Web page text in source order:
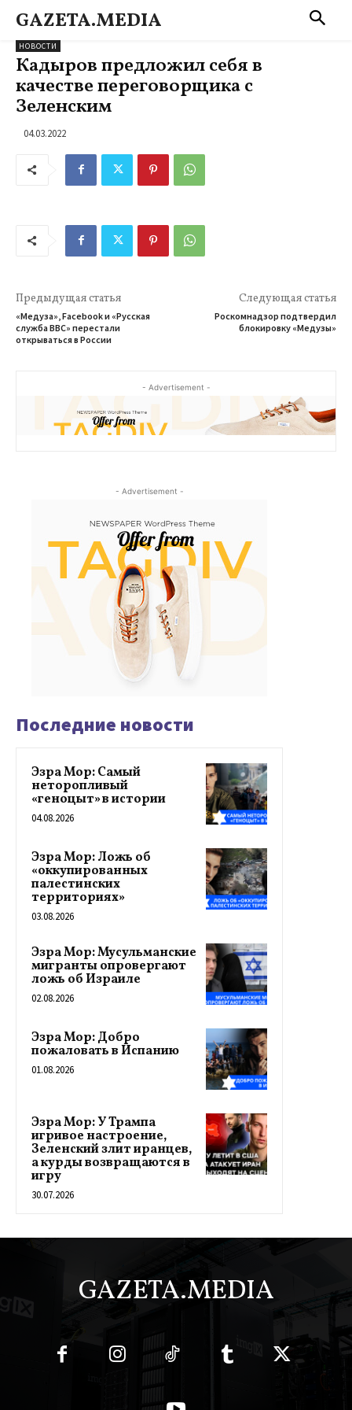
GAZETA.MEDIA
НОВОСТИ
Кадыров предложил себя в
качестве переговорщика с
Зеленским
04.03.2022
Предыдущая статья
«Медуза», Facebook и «Русская
служба BBC» перестали
открываться в России
Следующая статья
Роскомнадзор подтвердил
блокировку «Медузы»
- Advertisement -
- Advertisement -
Последние новости
Эзра Мор: Самый
неторопливый
«геноцыт» в истории
04.08.2026
Эзра Мор: Ложь об
«оккупированных
палестинских
территориях»
03.08.2026
Эзра Мор: Мусульманские
мигранты опровергают
ложь об Израиле
02.08.2026
Эзра Мор: Добро
пожаловать в Испанию
01.08.2026
Эзра Мор: У Трампа
игривое настроение,
Зеленский злит иранцев,
а курды возвращаются в
игру
30.07.2026
GAZETA.MEDIA